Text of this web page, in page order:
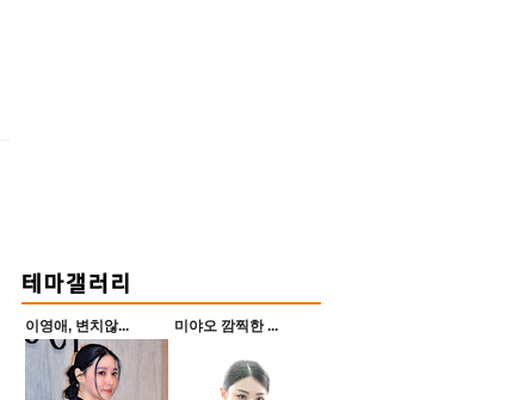
이영애, 변치않... 미야오 깜찍한 ...